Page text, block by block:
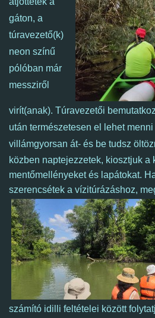
gáton, a
túravezető(k)
neon színű
pólóban már
messziről
virít(anak). Túravezetői
után természetesen el lehet
villámgyorsan át- és be tudsz
közben naptejezzetek, kiosztjuk a
mentőmellényeket és lapátokat.
szerencsétek a vízitúrázáshoz,
számító idilli feltételei között